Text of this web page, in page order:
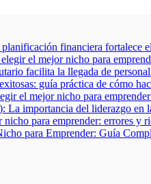
financiera fortalece
el mejor nicho para
facilita la llegada de
guía práctica de cómo
el mejor nicho para
importancia del liderazgo en
para emprender: errores y
para Emprender: Guía